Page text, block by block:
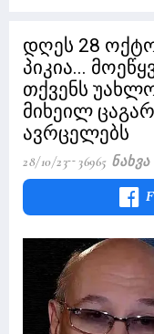
დღეს 28
პიკია...
თქვენს
მიხეილ
ავრცელებს
28/10/23 36965 Ნახვა